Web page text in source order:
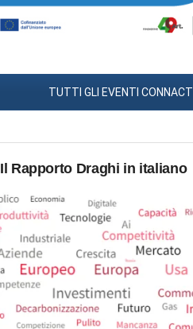
TUTTI GLI EVENTI CONNACT
Il Rapporto Draghi in italiano